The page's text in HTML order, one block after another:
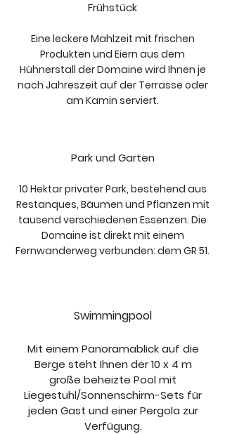
Frühstück
Eine leckere Mahlzeit mit frischen
Produkten und Eiern aus dem
Hühnerstall der Domaine wird Ihnen je
nach Jahreszeit auf der Terrasse oder
am Kamin serviert.
Park und Garten
10 Hektar privater Park, bestehend aus
Restanques, Bäumen und Pflanzen mit
tausend verschiedenen Essenzen. Die
Domaine ist direkt mit einem
Fernwanderweg verbunden: dem GR 51.
Swimmingpool
Mit einem Panoramablick auf die
Berge steht Ihnen der 10 x 4 m
große beheizte Pool mit
Liegestuhl/Sonnenschirm-Sets für
jeden Gast und einer Pergola zur
Verfügung.